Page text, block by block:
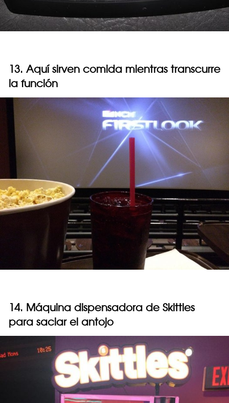
13. Aquí sirven comida mientras transcurre
la función
14. Máquina dispensadora de Skittles
para saciar el antojo